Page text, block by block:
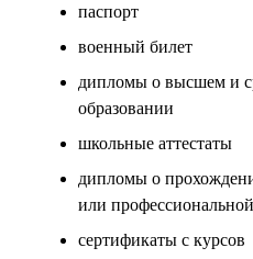
паспорт
военный билет
дипломы о высшем и
образовании
школьные аттестаты
дипломы о
или
сертификаты с курсов